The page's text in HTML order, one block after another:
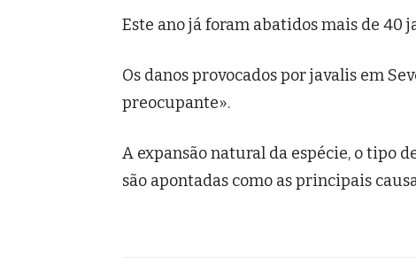
Este ano já foram abatidos mais de 40
Os danos provocados por javalis em
preocupante».
A expansão natural da espécie, o tipo
são apontadas como as principais